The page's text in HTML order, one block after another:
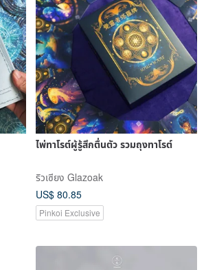
ไพ่ทาโรต์ผู้รู้สึกตื่นตัว รวมถุงทาโรต์
ริวเซียง Glazoak
US$ 80.85
Pinkoi Exclusive